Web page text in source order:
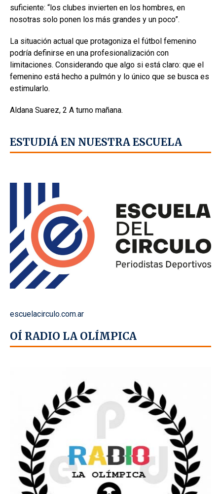
suficiente: “los clubes invierten en los hombres, en
nosotras solo ponen los más grandes y un poco”.
La situación actual que protagoniza el fútbol femenino
podría definirse en una profesionalización con
limitaciones. Considerando que algo si está claro: que el
femenino está hecho a pulmón y lo único que se busca es
estimularlo.
Aldana Suarez, 2 A turno mañana.
ESTUDIÁ EN NUESTRA ESCUELA
escuelacirculo.com.ar
OÍ RADIO LA OLÍMPICA